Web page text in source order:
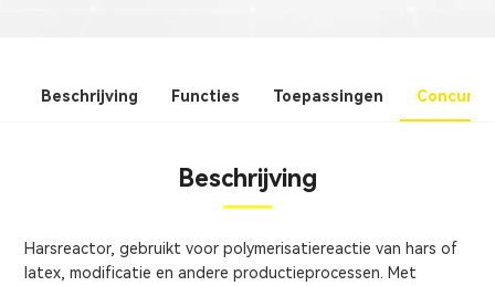
Beschrijving Functies Toepassingen
Beschrijving
Harsreactor, gebruikt voor polymerisatiereactie van hars of
latex, modificatie en andere productieprocessen. Met